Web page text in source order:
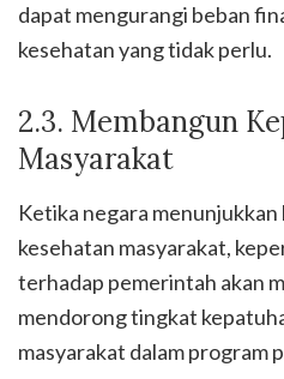
dapat mengurangi beban
kesehatan yang tidak perlu.
2.3. Membangun
Masyarakat
Ketika negara
kesehatan masyarakat,
terhadap pemerintah akan
mendorong tingkat
masyarakat dalam program